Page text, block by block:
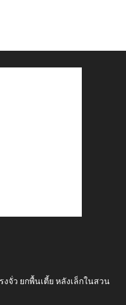
งจั่ว ยกพื้นเตี้ย หลังเล็กในสวน